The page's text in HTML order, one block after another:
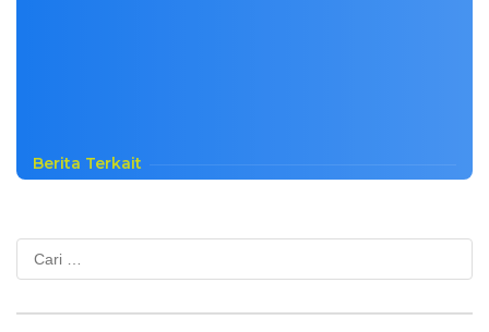
Berita Terkait
Cari
untuk: